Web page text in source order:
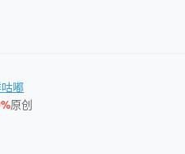
嘟
原创